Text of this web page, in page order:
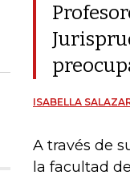
ISABELLA
A través de
la facultad